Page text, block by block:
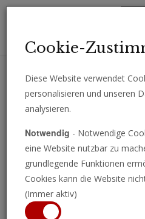
Erhalten Sie wichtige Analysen,
Cookie-
Diese Website verwendet
personalisieren und unseren
analysieren.
Notwendig - Notwendige
eine Website nutzbar zu
grundlegende Funktionen
Cookies kann die Website
(Immer aktiv)